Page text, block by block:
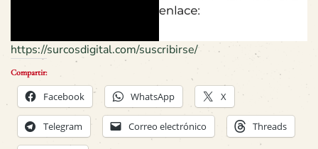
https://surcosdigital.com/suscribirse/
Compartir:
Facebook WhatsApp X
Telegram Correo electrónico Threads